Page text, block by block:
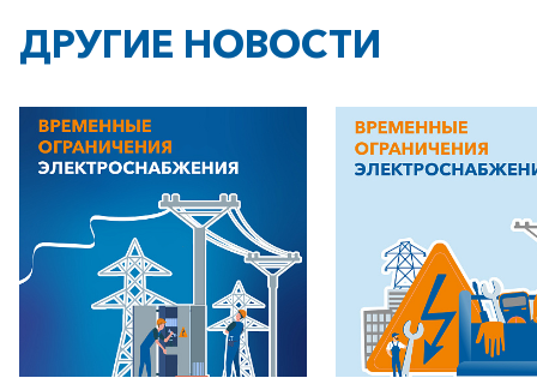
+7-800-700-24-57
Частным клиентам
Корпоративным клиентам
ДРУГИЕ НОВОСТИ